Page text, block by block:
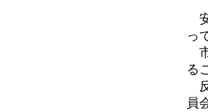
っ
る
員